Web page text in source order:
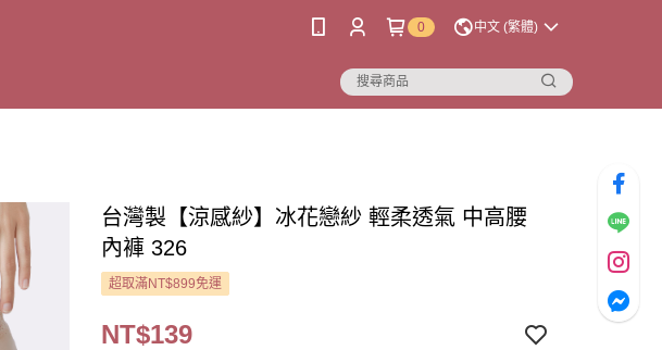
0 中文 (繁體)
台灣製【涼感紗】冰花戀紗 輕柔透氣 中高腰
內褲 326
超取滿NT$899免運
NT$139